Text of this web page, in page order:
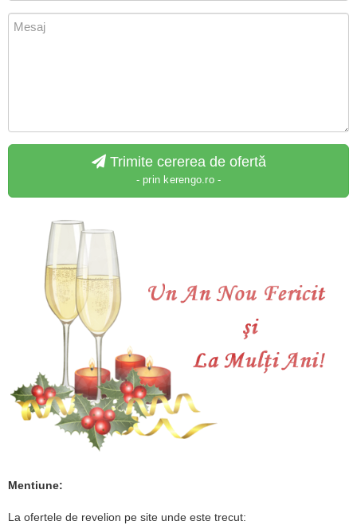
Trimite cererea de ofertă
- prin kerengo.ro -
Mentiune:
La ofertele de revelion pe site unde este trecut: